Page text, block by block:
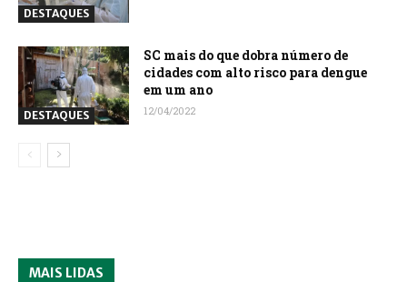
DESTAQUES
DESTAQUES
SC mais do que dobra número de
cidades com alto risco para dengue
em um ano
12/04/2022
MAIS LIDAS